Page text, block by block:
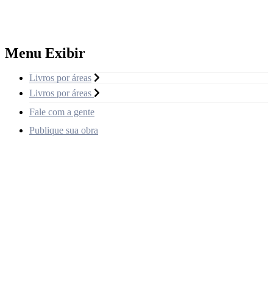
Menu Exibir
Livros por áreas
Livros por áreas
Fale com a gente
Publique sua obra